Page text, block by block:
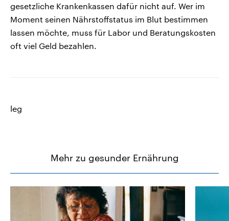
gesetzliche Krankenkassen dafür nicht auf. Wer im
Moment seinen Nährstoffstatus im Blut bestimmen
lassen möchte, muss für Labor und Beratungskosten
oft viel Geld bezahlen.
leg
Mehr zu gesunder Ernährung